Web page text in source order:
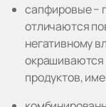
сапфировые −
отличаются
негативному
окрашиваются
продуктов,